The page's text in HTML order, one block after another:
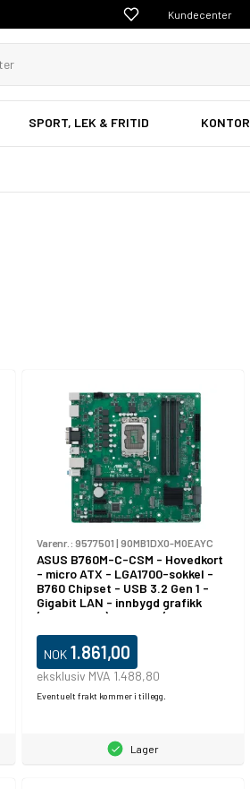
Kundecenter
SPORT, LEK & FRITID KONTOR
Varenr.: 9577501 | 90MB1DX0-M0EAYC
ASUS B760M-C-CSM - Hovedkort
- micro ATX - LGA1700-sokkel -
B760 Chipset - USB 3.2 Gen 1 -
Gigabit LAN - innbygd grafikk
(CPU kreves) - HD-lyd (8-
NOK 1.861,00
eksklusiv MVA 1.488,80
Eventuelt frakt kommer i tillegg.
Lager